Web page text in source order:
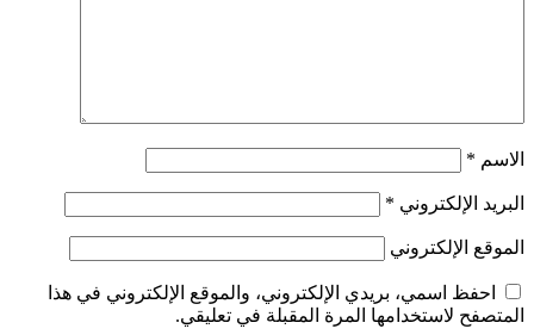
الاسم *
البريد الإلكتروني *
الموقع الإلكتروني
احفظ اسمي، بريدي الإلكتروني، والموقع الإلكتروني في هذا
المتصفح لاستخدامها المرة المقبلة في تعليقي.